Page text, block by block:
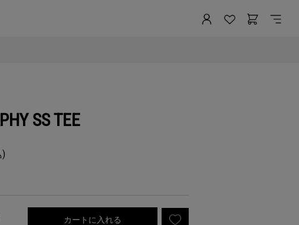
SS TEE
カートに入れる